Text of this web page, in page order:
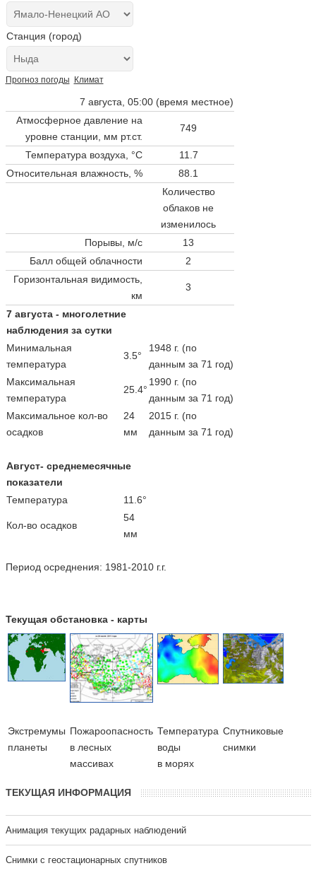
Станция (город)
Прогноз погоды Климат
7 августа, 05:00 (время местное)
Атмосферное давление на
уровне станции, мм рт.ст.
749
Температура воздуха, °C
11.7
Относительная влажность, %
88.1
Количество
облаков не
изменилось
Порывы, м/с
13
Балл общей облачности
2
Горизонтальная видимость,
км
3
7 августа - многолетние
наблюдения за сутки
Минимальная
температура
3.5°
1948 г. (по
данным за 71 год)
Максимальная
температура
25.4°
1990 г. (по
данным за 71 год)
Максимальное кол-во
осадков
24
мм
2015 г. (по
данным за 71 год)
Август- среднемесячные
показатели
Температура
11.6°
Кол-во осадков
54
мм
Период осреднения: 1981-2010 г.г.
Текущая обстановка - карты
Экстремумы
планеты
Пожароопасность
в лесных
массивах
Температура
воды
в морях
Cпутниковые
снимки
ТЕКУЩАЯ ИНФОРМАЦИЯ
Анимация текущих радарных наблюдений
Cнимки с геостационарных спутников